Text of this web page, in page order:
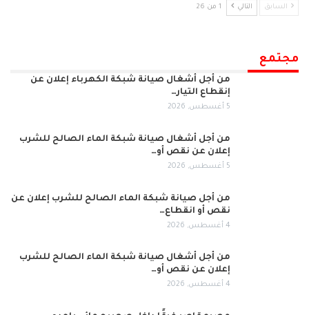
السابق التالي 1 من 26
مجتمع
من أجل أشغال صيانة شبكة الكهرباء إعلان عن
إنقطاع التيار…
5 أغسطس, 2026
من أجل أشغال صيانة شبكة الماء الصالح للشرب
إعلان عن نقص أو…
5 أغسطس, 2026
من أجل صيانة شبكة الماء الصالح للشرب إعلان عن
نقص أو انقطاع…
4 أغسطس, 2026
من أجل أشغال صيانة شبكة الماء الصالح للشرب
إعلان عن نقص أو…
4 أغسطس, 2026